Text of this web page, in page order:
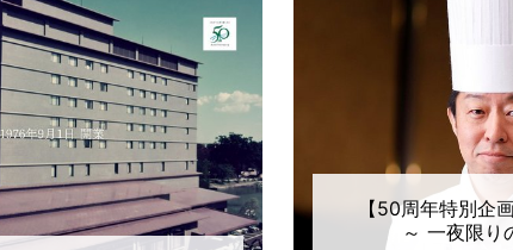
【50周年特別企
～ 一夜限り